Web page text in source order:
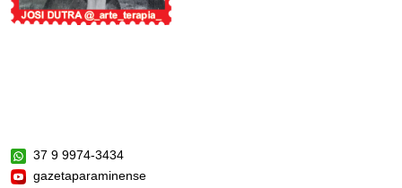
37 9 9974-3434
gazetaparaminense